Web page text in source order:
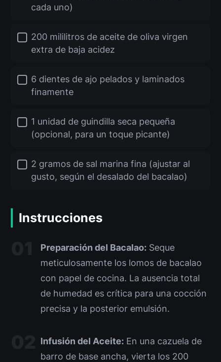
cada uno)
200 mililitros de aceite de oliva virgen
extra de baja acidez
6 dientes de ajo pelados y laminados
finamente
1 unidad de guindilla seca pequeña
(opcional, para un toque picante)
2 gramos de sal marina fina (ajustar al
gusto, según el desalado del bacalao)
Instrucciones
Preparación del Bacalao: Seque
meticulosamente los lomos de bacalao
con papel de cocina. La ausencia total
de humedad es crítica para una cocción
precisa y la posterior emulsión.
Infusión del Aceite: En una cazuela de
barro de base ancha, vierta los 200